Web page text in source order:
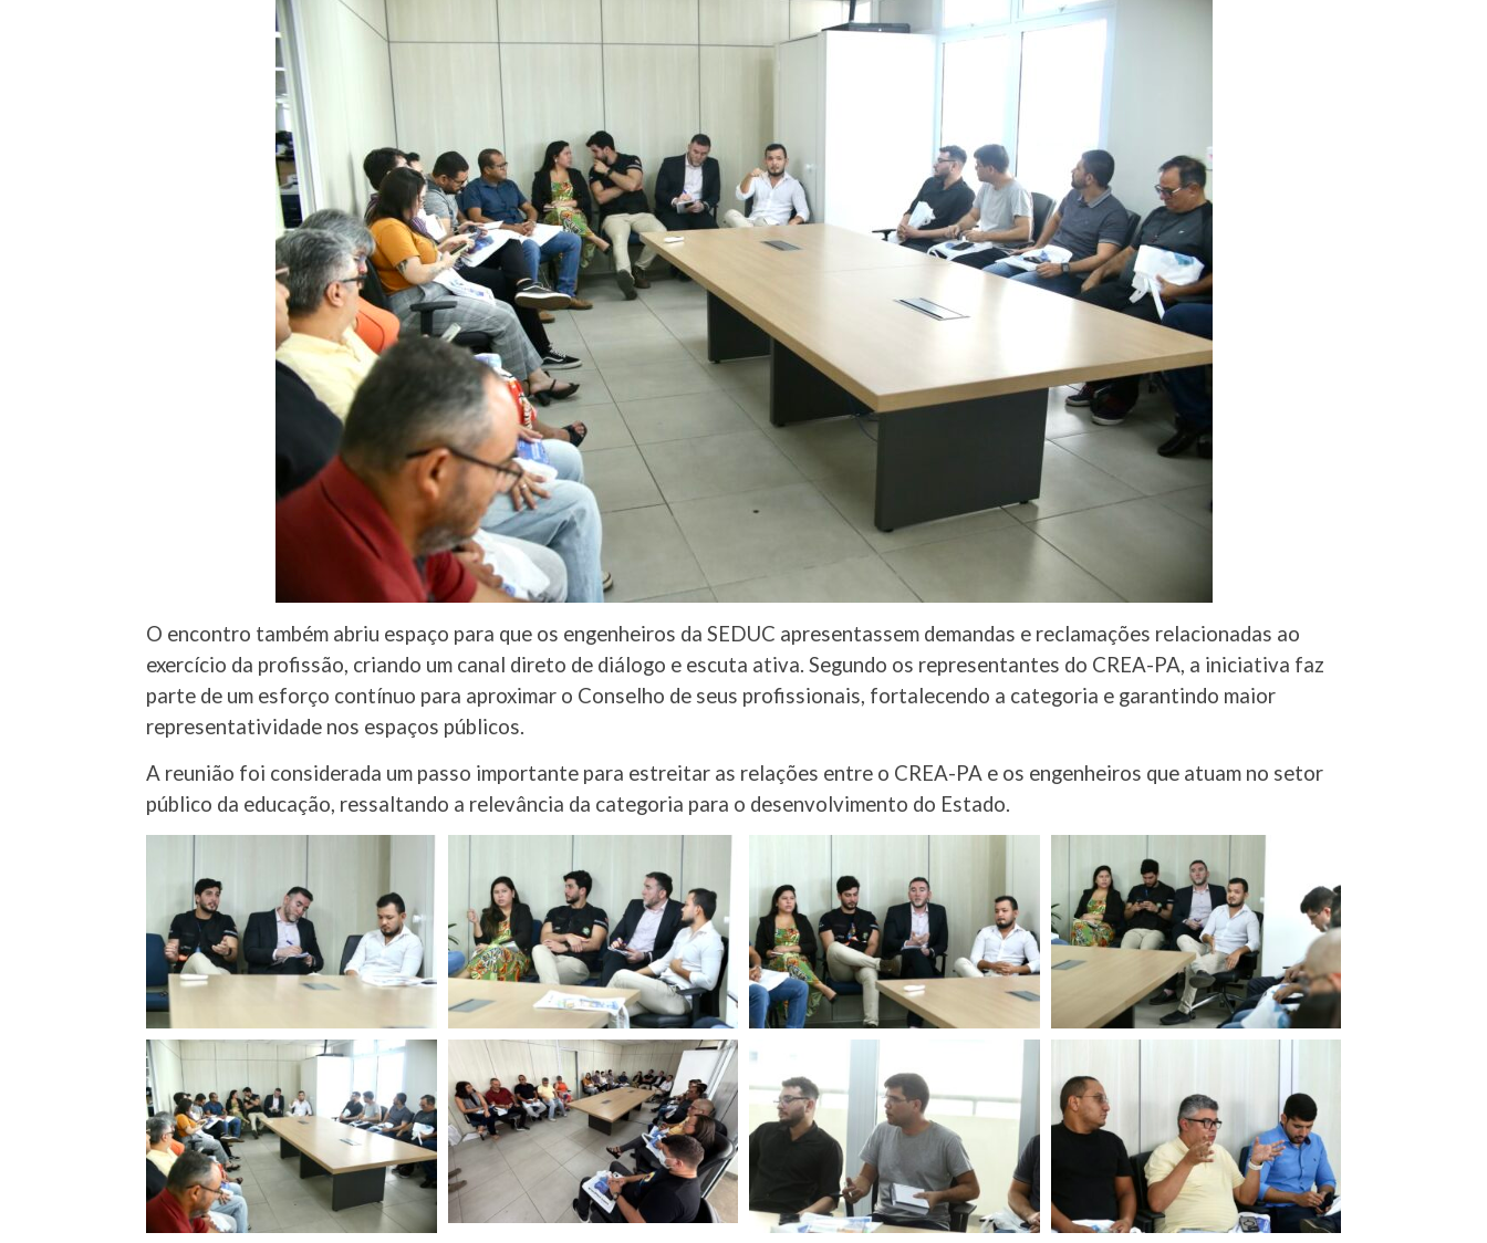
O encontro também abriu espaço para que os engenheiros da SEDUC apresentassem demandas e reclamações relacionadas ao
exercício da profissão, criando um canal direto de diálogo e escuta ativa. Segundo os representantes do CREA-PA, a iniciativa faz
parte de um esforço contínuo para aproximar o Conselho de seus profissionais, fortalecendo a categoria e garantindo maior
representatividade nos espaços públicos.
A reunião foi considerada um passo importante para estreitar as relações entre o CREA-PA e os engenheiros que atuam no setor
público da educação, ressaltando a relevância da categoria para o desenvolvimento do Estado.